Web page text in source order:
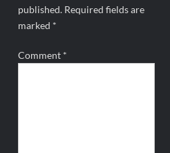
published. Required fields are
marked *
Comment *